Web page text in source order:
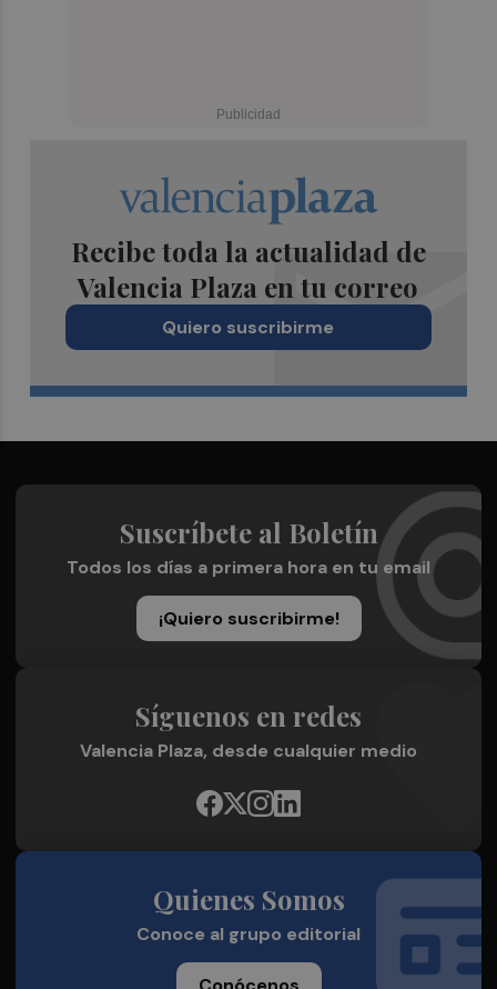
Recibe toda la actualidad de
Valencia Plaza en tu correo
Quiero suscribirme
Suscríbete al Boletín
Todos los días a primera hora en tu email
¡Quiero suscribirme!
Síguenos en redes
Valencia Plaza, desde cualquier medio
Quienes Somos
Conoce al grupo editorial